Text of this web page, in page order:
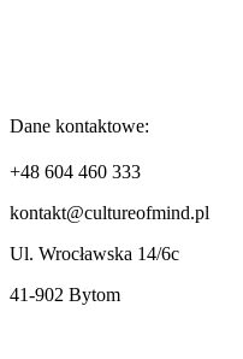
Dane kontaktowe:
+48 604 460 333
kontakt@cultureofmind.pl
Ul. Wrocławska 14/6c
41-902 Bytom